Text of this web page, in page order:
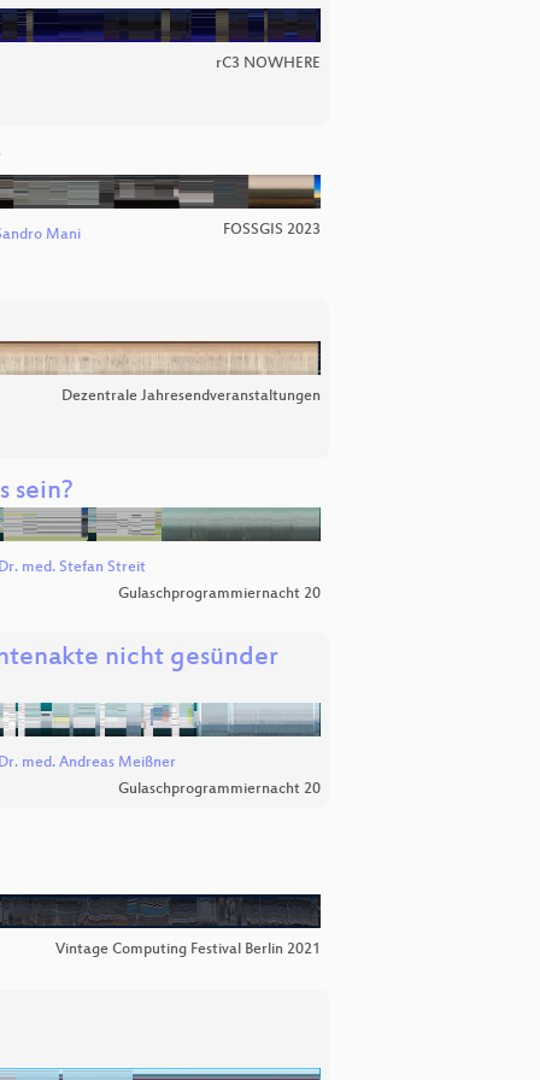
rC3 NOWHERE
Mani FOSSGIS 2023
Dezentrale Jahresendveranstaltungen
sein?
med. Stefan Streit
Gulaschprogrammiernacht 20
nicht gesünder
med. Andreas Meißner
Gulaschprogrammiernacht 20
Vintage Computing Festival Berlin 2021